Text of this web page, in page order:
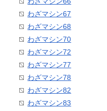
わざマシン67
わざマシン68
わざマシン70
わざマシン72
わざマシン77
わざマシン78
わざマシン82
わざマシン83